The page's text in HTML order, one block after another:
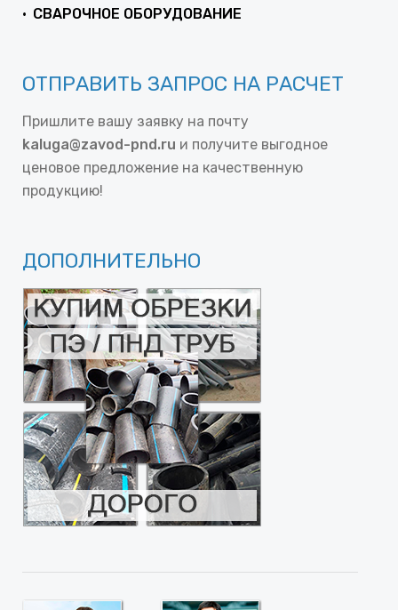
СВАРОЧНОЕ ОБОРУДОВАНИЕ
ОТПРАВИТЬ ЗАПРОС НА РАСЧЕТ
Пришлите вашу заявку на почту
kaluga@zavod-pnd.ru и получите выгодное
ценовое предложение на качественную
продукцию!
ДОПОЛНИТЕЛЬНО